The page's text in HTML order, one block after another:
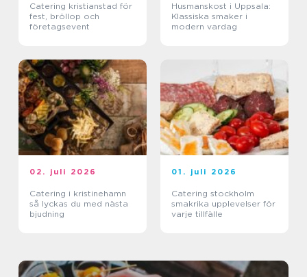
Catering kristianstad för
fest, bröllop och
företagsevent
Husmanskost i Uppsala:
Klassiska smaker i
modern vardag
02. juli 2026
Catering i kristinehamn
så lyckas du med nästa
bjudning
01. juli 2026
Catering stockholm
smakrika upplevelser för
varje tillfälle